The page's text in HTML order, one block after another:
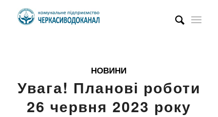
НОВИНИ
Увага! Планові роботи
26 червня 2023 року